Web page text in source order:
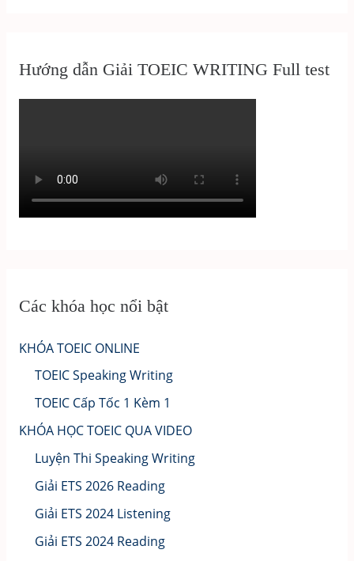
Hướng dẫn Giải TOEIC WRITING Full test
Các khóa học nổi bật
KHÓA TOEIC ONLINE
TOEIC Speaking Writing
TOEIC Cấp Tốc 1 Kèm 1
KHÓA HỌC TOEIC QUA VIDEO
Luyện Thi Speaking Writing
Giải ETS 2026 Reading
Giải ETS 2024 Listening
Giải ETS 2024 Reading